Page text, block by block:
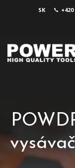
SK +420